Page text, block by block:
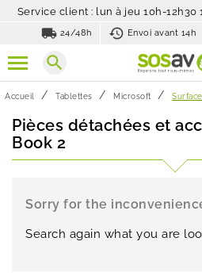
Service client : lun à jeu 10h-12h30
local_shipping 24/48h Envoi avant 14h
search
Accueil Tablettes Microsoft
Pièces détachées et
Book 2
Sorry for the
Search again what you are